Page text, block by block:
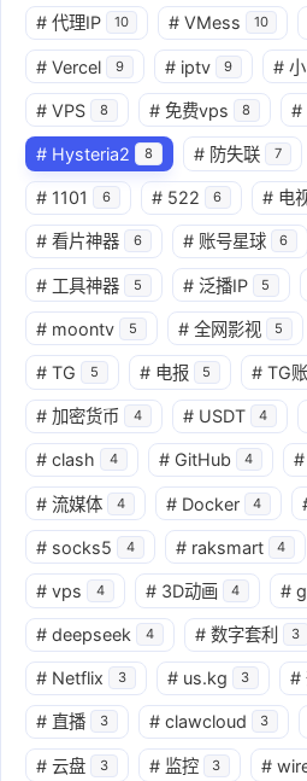
# 代理IP 10 # VMess 10
# Vercel 9 # iptv 9 #
# VPS 8 # 免费vps 8 #
# Hysteria2 8 # 防失联 7
# 1101 6 # 522 6 # 电
# 看片神器 6 # 账号星球 6
# 工具神器 5 # 泛播IP 5
# moontv 5 # 全网影视 5
# TG 5 # 电报 5 # TG
# 加密货币 4 # USDT 4
# clash 4 # GitHub 4 #
# 流媒体 4 # Docker 4
# socks5 4 # raksmart 4
# vps 4 # 3D动画 4 #
# deepseek 4 # 数字套利 3
# Netflix 3 # us.kg 3 #
# 直播 3 # clawcloud 3
# 云盘 3 # 监控 3 #